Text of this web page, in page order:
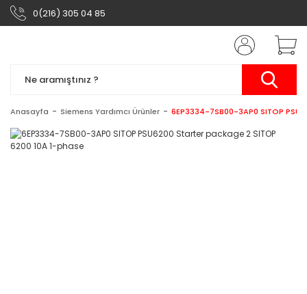
0(216) 305 04 85
Anasayfa Siemens Yardımcı Ürünler 6EP3334-7SB00-3AP0 SITOP